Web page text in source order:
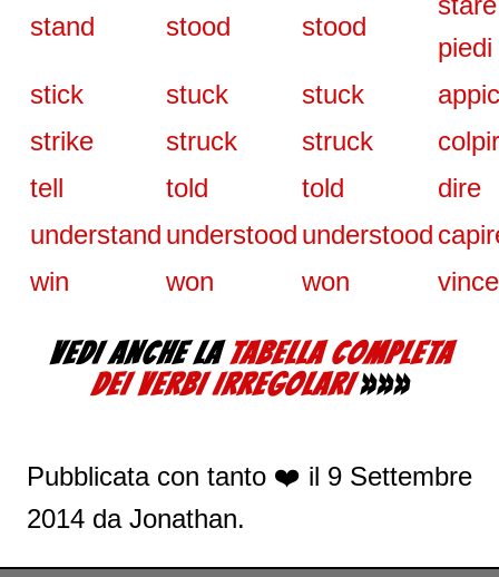
stand stood stood
piedi
stick
stuck stuck
strike
struck struck
tell
told told
dire
understand understood understood
win
won won
VEDI ANCHE LATABELLA COMPLETA
DEI VERBI IRREGOLARI»»»
Pubblicata con tanto ❤️ il 9 Settembre
2014 da Jonathan.